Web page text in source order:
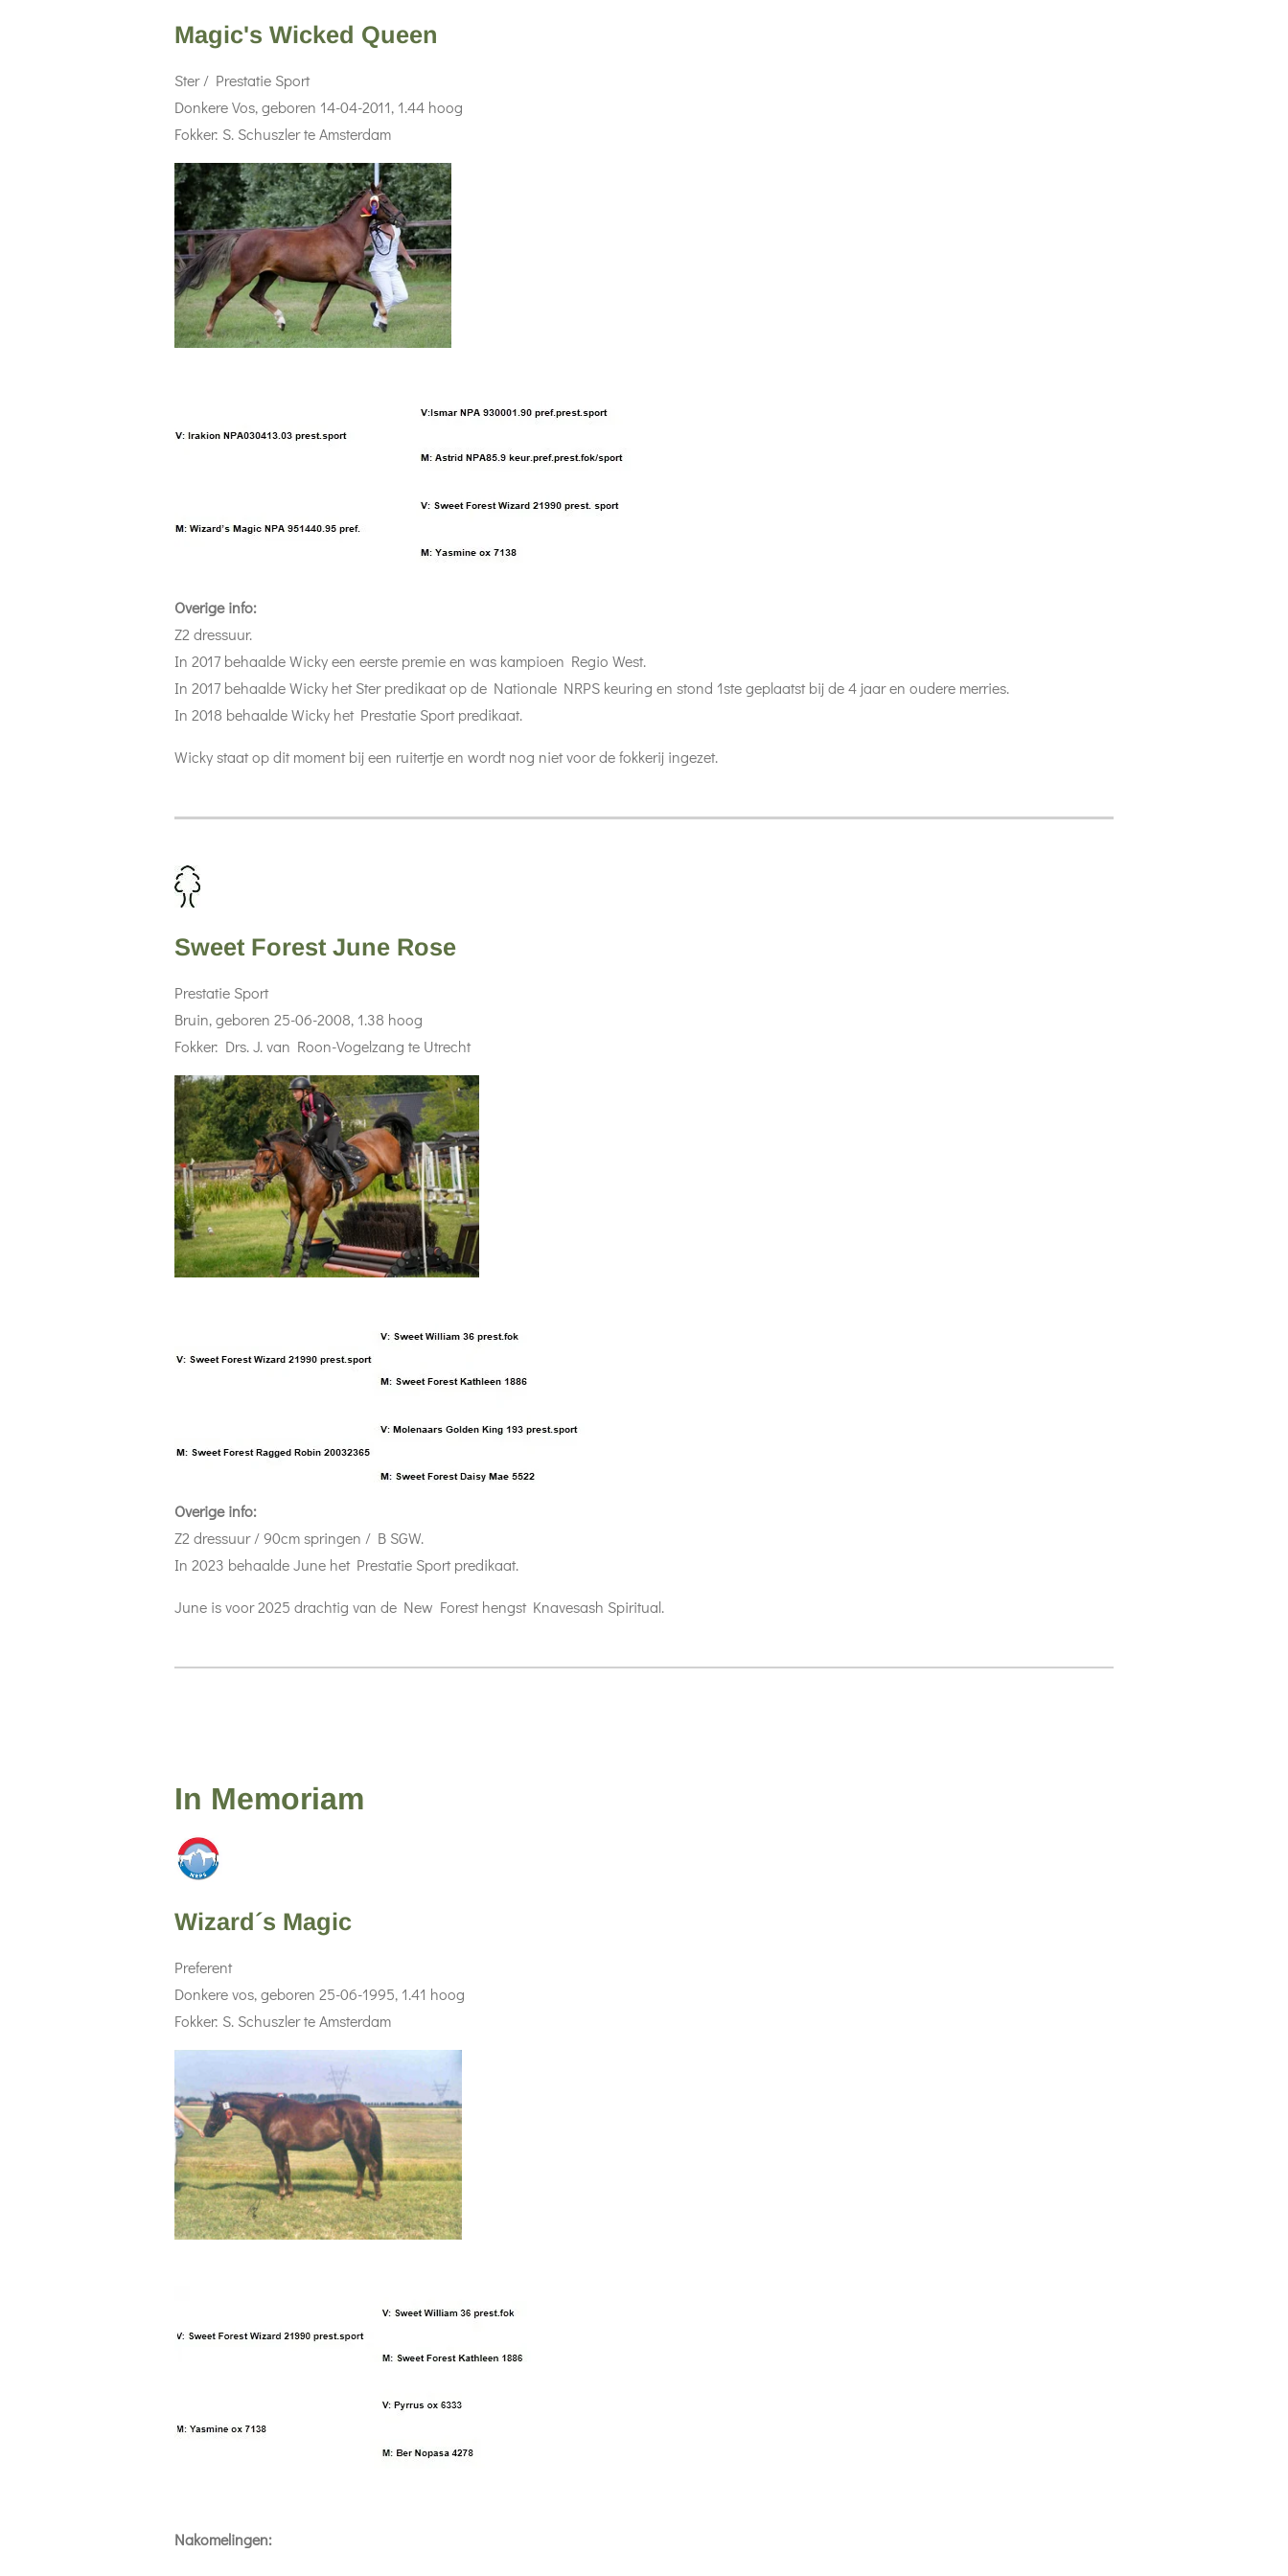
Magic's Wicked Queen
Ster / Prestatie Sport
Donkere Vos, geboren 14-04-2011, 1.44 hoog
Fokker: S. Schuszler te Amsterdam
Overige info:
Z2 dressuur.
In 2017 behaalde Wicky een eerste premie en was kampioen Regio West.
In 2017 behaalde Wicky het Ster predikaat op de Nationale NRPS keuring en stond 1ste geplaatst bij de 4 jaar en oudere merries.
In 2018 behaalde Wicky het Prestatie Sport predikaat.
Wicky staat op dit moment bij een ruitertje en wordt nog niet voor de fokkerij ingezet.
Sweet Forest June Rose
Prestatie Sport
Bruin, geboren 25-06-2008, 1.38 hoog
Fokker: Drs. J. van Roon-Vogelzang te Utrecht
Overige info:
Z2 dressuur / 90cm springen / B SGW.
In 2023 behaalde June het Prestatie Sport predikaat.
June is voor 2025 drachtig van de New Forest hengst Knavesash Spiritual.
In Memoriam
Wizard´s Magic
Preferent
Donkere vos, geboren 25-06-1995, 1.41 hoog
Fokker: S. Schuszler te Amsterdam
Nakomelingen: